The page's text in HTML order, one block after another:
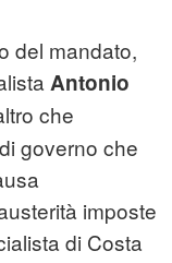
del mandato,
Antonio
che
governo che
imposte
di Costa